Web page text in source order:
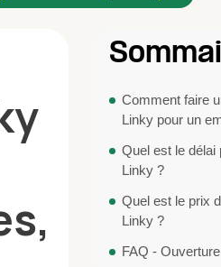
Comment faire
Linky pour un
Quel est le délai
Linky ?
Quel est le prix
Linky ?
FAQ -